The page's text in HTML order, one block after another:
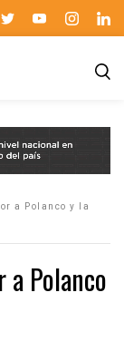
a Polanco y la
a Polanco